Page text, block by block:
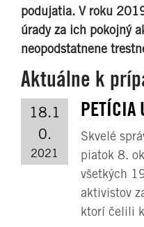
podujatia. V roku
úrady za ich pokojný
neopodstatnene
Aktuálne k
18.1
0.
2021
PETÍCIA
Skvelé
piatok 8.
všetkých
aktivistov
ktorí čelili